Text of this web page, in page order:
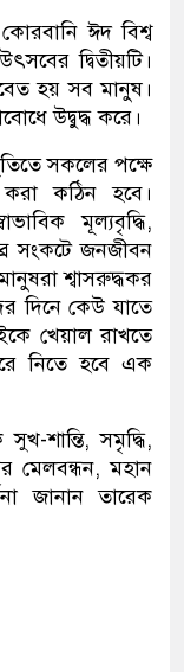
ঈদ বিশ্ব
দ্বিতীয়টি।
হয় সব মানুষ।
উদ্বুদ্ধ করে।
সকলের পক্ষে
কঠিন হবে।
মূল্যবৃদ্ধি,
সংকটে জনজীবন
শ্বাসরুদ্ধকর
দিনে কেউ যাতে
খেয়াল রাখতে
নিতে হবে এক
শান্তি, সমৃদ্ধি,
মেলবন্ধন, মহান
জানান তারেক